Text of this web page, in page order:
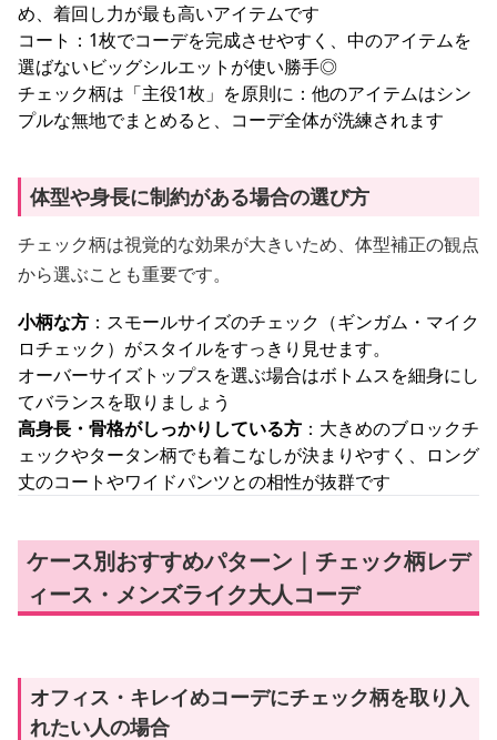
め、着回し力が最も高いアイテムです
コート：1枚でコーデを完成させやすく、中のアイテムを
選ばないビッグシルエットが使い勝手◎
チェック柄は「主役1枚」を原則に：他のアイテムはシン
プルな無地でまとめると、コーデ全体が洗練されます
体型や身長に制約がある場合の選び方
チェック柄は視覚的な効果が大きいため、体型補正の観点
から選ぶことも重要です。
小柄な方 ：スモールサイズのチェック（ギンガム・マイク
ロチェック）がスタイルをすっきり見せます。
オーバーサイズトップスを選ぶ場合はボトムスを細身にし
てバランスを取りましょう
高身長・骨格がしっかりしている方 ：大きめのブロックチ
ェックやタータン柄でも着こなしが決まりやすく、ロング
丈のコートやワイドパンツとの相性が抜群です
ケース別おすすめパターン｜チェック柄レデ
ィース・メンズライク大人コーデ
オフィス・キレイめコーデにチェック柄を取り入
れたい人の場合